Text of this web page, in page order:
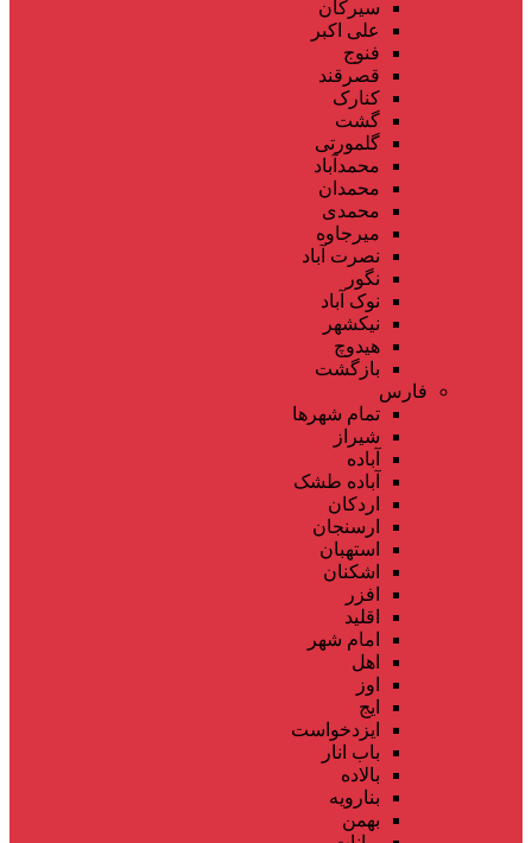
سیرکان
علی اکبر
فنوج
قصرقند
کنارک
گشت
گلمورتی
محمدآباد
محمدان
محمدی
میرجاوه
نصرت آباد
نگور
نوک آباد
نیکشهر
هیدوچ
بازگشت
فارس
تمام شهر‌ها
شیراز
آباده
آباده طشک
اردکان
ارسنجان
استهبان
اشکنان
افزر
اقلید
امام شهر
اهل
اوز
ایج
ایزدخواست
باب انار
بالاده
بنارویه
بهمن